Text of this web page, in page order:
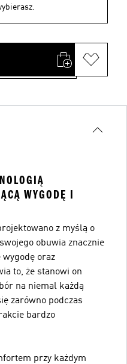
WYGODĘ I
z myślą o
obuwia znacznie
oraz
to, że stanowi on
na niemal każdą
zarówno podczas
bardzo
przy każdym